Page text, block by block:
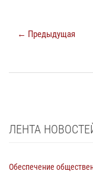
← Предыдущая
ЛЕНТА
Обеспечение